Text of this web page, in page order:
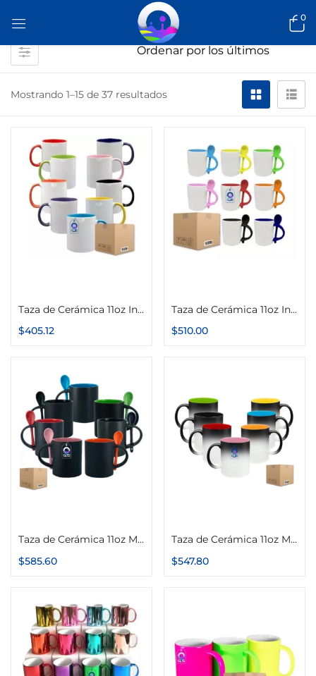
0
Mostrando 1–15 de 37 resultados
Taza de Cerámica 11oz Interior y Asa de Color Caja con 12piezas
$405.12
Taza de Cerámica 11oz Interior y Asa de Color con Cuchara Caja con 12 piezas
$510.00
Taza de Cerámica 11oz Mágica Interior y Asa de Color con Cuchara Caja con 12 piezas
$585.60
Taza de Cerámica 11oz Mágica con Interior de Color Caja con 12 piezas
$547.80